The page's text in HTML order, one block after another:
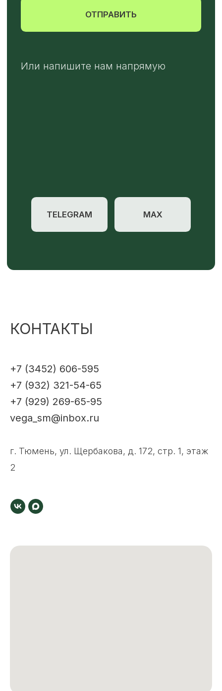
КОНТАКТЫ
+7 (3452) 606-595
+7 (932) 321-54-65
+7 (929) 269-65-95
vega_sm@inbox.ru
г. Тюмень, ул. Щербакова, д. 172, стр. 1, этаж
2